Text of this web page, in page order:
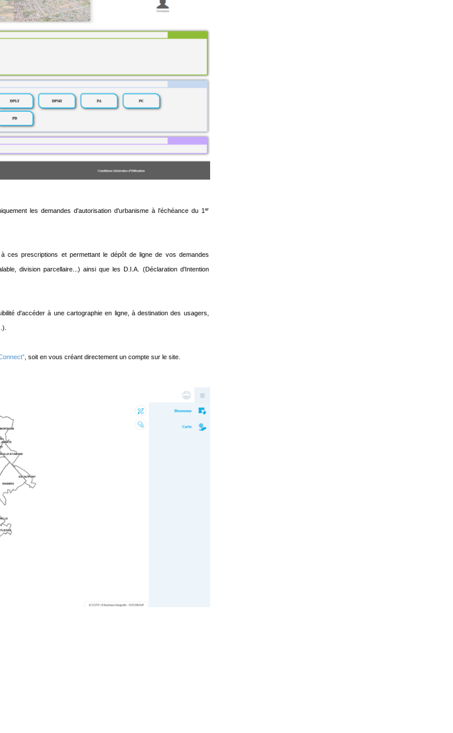
les demandes d'autorisation d'urbanisme à l'échéance du 1 er
ces prescriptions et permettant le dépôt de ligne de vos demandes
division parcellaire...) ainsi que les D.I.A. (Déclaration d'Intention
d'accéder à une cartographie en ligne, à destination des usagers,
, soit en vous créant directement un compte sur le site.